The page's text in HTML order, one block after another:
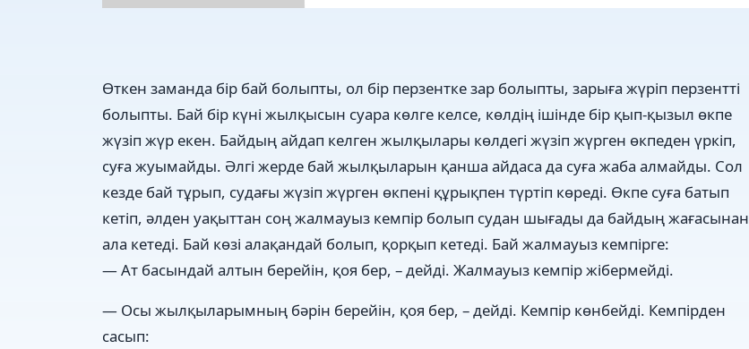
Өткен заманда бір бай болыпты, ол бір перзентке зар болыпты, зарыға жүріп перзентті
болыпты. Бай бір күні жылқысын суара көлге келсе, көлдің ішінде бір қып-қызыл өкпе
жүзіп жүр екен. Байдың айдап келген жылқылары көлдегі жүзіп жүрген өкпеден үркіп,
суға жуымайды. Әлгі жерде бай жылқыларын қанша айдаса да суға жаба алмайды. Сол
кезде бай тұрып, судағы жүзіп жүрген өкпені құрықпен түртіп көреді. Өкпе суға батып
кетіп, әлден уақыттан соң жалмауыз кемпір болып судан шығады да байдың жағасынан
ала кетеді. Бай көзі алақандай болып, қорқып кетеді. Бай жалмауыз кемпірге:
— Ат басындай алтын берейін, қоя бер, – дейді. Жалмауыз кемпір жібермейді.
— Осы жылқыларымның бәрін берейін, қоя бер, – дейді. Кемпір көнбейді. Кемпірден
сасып: